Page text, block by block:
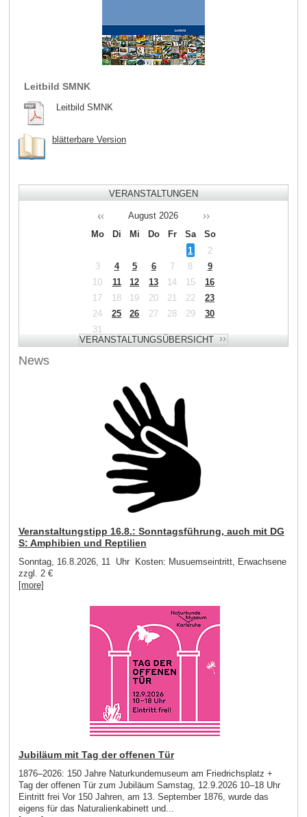
Leitbild SMNK
Leitbild SMNK
blätterbare Version
VERANSTALTUNGEN
August 2026
Mo
Di Mi Do Fr Sa
So
1
2
3
4 5 6 7 8
9
10
11 12 13 14 15
16
17
18 19 20 21 22
23
24
25 26 27 28 29
30
31
News
Veranstaltungstipp 16.8.: Sonntagsführung, auch mit DG
S: Amphibien und Reptilien
Sonntag, 16.8.2026, 11 Uhr Kosten: Musuemseintritt, Erwachsene
zzgl. 2 €
[more]
Jubiläum mit Tag der offenen Tür
1876–2026: 150 Jahre Naturkundemuseum am Friedrichsplatz +
Tag der offenen Tür zum Jubiläum Samstag, 12.9.2026 10–18 Uhr
Eintritt frei Vor 150 Jahren, am 13. September 1876, wurde das
eigens für das Naturalienkabinett und...